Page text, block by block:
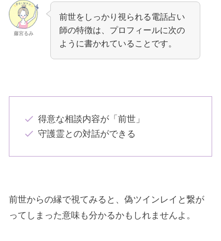
藤宮るみ
前世をしっかり視られる電話占い
師の特徴は、プロフィールに次の
ように書かれていることです。
得意な相談内容が「前世」
守護霊との対話ができる
前世からの縁で視てみると、偽ツインレイと繋が
ってしまった意味も分かるかもしれませんよ。